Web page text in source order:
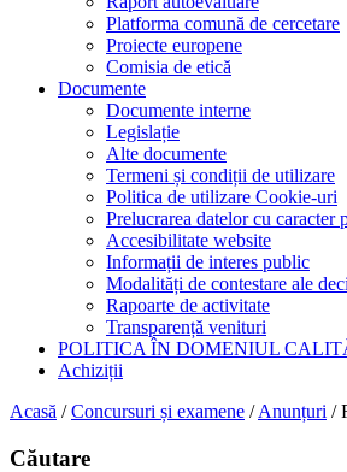
Platforma comună de cercetare
Proiecte europene
Comisia de etică
Documente
Documente interne
Legislație
Alte documente
Termeni și condiții de utilizare
Politica de utilizare Cookie-uri
Prelucrarea datelor cu caracter
Accesibilitate website
Informații de interes public
Modalități de contestare ale
Rapoarte de activitate
Transparență venituri
POLITICA ÎN DOMENIUL
Achiziții
Acasă /Concursuri și examene /Anunțuri /
Căutare